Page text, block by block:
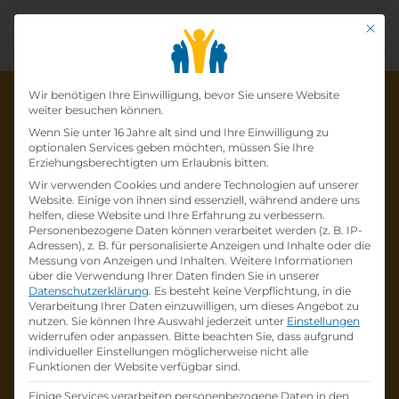
Die Lehrstelle wurde schon
besetzt!
Die LehrstelleLehre im A1 Shop Spittal–
Einzelhandelskauffrau/-mann mit
Schwerpunkt Telekommunikation (w/m/d)
beiA1 Telekom Austria AGist schon besetzt.
Firmenprofil besuchen
Andere Lehrstelle suchen
Mit
Datenschutz-
Wir benötigen Ihre Einwilligung, bevor Sie unsere Website
weiter besuchen können.
Wenn Sie unter 16 Jahre alt sind und Ihre Einwilligung zu
optionalen Services geben möchten, müssen Sie Ihre
Erziehungsberechtigten um Erlaubnis bitten.
Wir verwenden Cookies und andere Technologien auf unserer
Website. Einige von ihnen sind essenziell, während andere uns
helfen, diese Website und Ihre Erfahrung zu verbessern.
Personenbezogene Daten können verarbeitet werden (z. B. IP-
Adressen), z. B. für personalisierte Anzeigen und Inhalte oder die
Messung von Anzeigen und Inhalten. Weitere Informationen
über die Verwendung Ihrer Daten finden Sie in unserer
Datenschutzerklärung. Es besteht keine Verpflichtung, in die
Verarbeitung Ihrer Daten einzuwilligen, um dieses Angebot zu
nutzen. Sie können Ihre Auswahl jederzeit unter Einstellungen
widerrufen oder anpassen. Bitte beachten Sie, dass aufgrund
individueller Einstellungen möglicherweise nicht alle
Funktionen der Website verfügbar sind.
Einige Services verarbeiten personenbezogene Daten in den